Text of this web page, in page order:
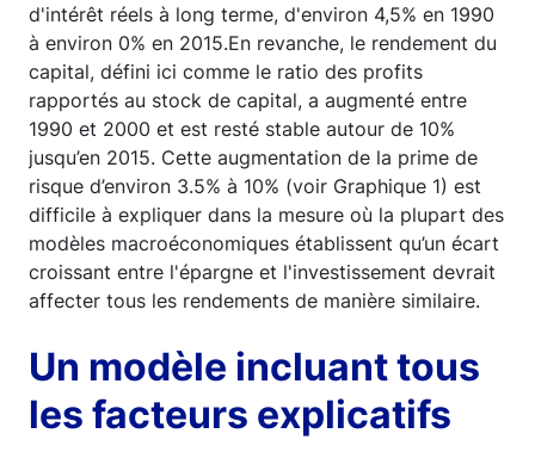
d'intérêt réels à long terme, d'environ 4,5% en 1990
à environ 0% en 2015.En revanche, le rendement du
capital, défini ici comme le ratio des profits
rapportés au stock de capital, a augmenté entre
1990 et 2000 et est resté stable autour de 10%
jusqu’en 2015. Cette augmentation de la prime de
risque d’environ 3.5% à 10% (voir Graphique 1) est
difficile à expliquer dans la mesure où la plupart des
modèles macroéconomiques établissent qu’un écart
croissant entre l'épargne et l'investissement devrait
affecter tous les rendements de manière similaire.
Un modèle incluant tous
les facteurs explicatifs